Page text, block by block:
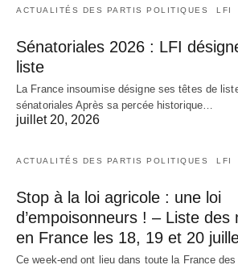
ACTUALITÉS DES PARTIS POLITIQUES LFI
Sénatoriales 2026 : LFI
liste
La France insoumise désigne ses têtes de
sénatoriales Après sa percée historique…
juillet 20, 2026
ACTUALITÉS DES PARTIS POLITIQUES LFI
Stop à la loi agricole : une loi
d’empoisonneurs ! – Liste des
en France les 18, 19 et 20
Ce week-end ont lieu dans toute la France